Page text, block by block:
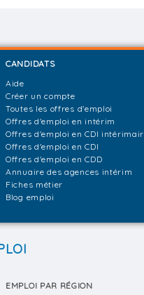
CANDIDATS
Aide
Créer un compte
Toutes les offres d'emploi
Offres d'emploi en intérim
Offres d'emploi en CDI
Offres d'emploi en CDI
Offres d'emploi en CDD
Annuaire des agences intérim
Fiches métier
Blog emploi
EMPLOI PAR RÉGION